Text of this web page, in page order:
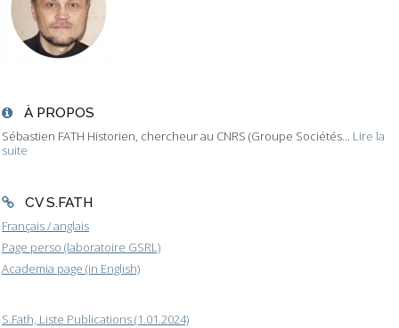
À PROPOS
Sébastien FATH Historien, chercheur au CNRS (Groupe Sociétés... Lire la
suite
CV S.FATH
Français / anglais
Page perso (laboratoire GSRL)
Academia page (in English)
S.Fath, Liste Publications (1.01.2024)